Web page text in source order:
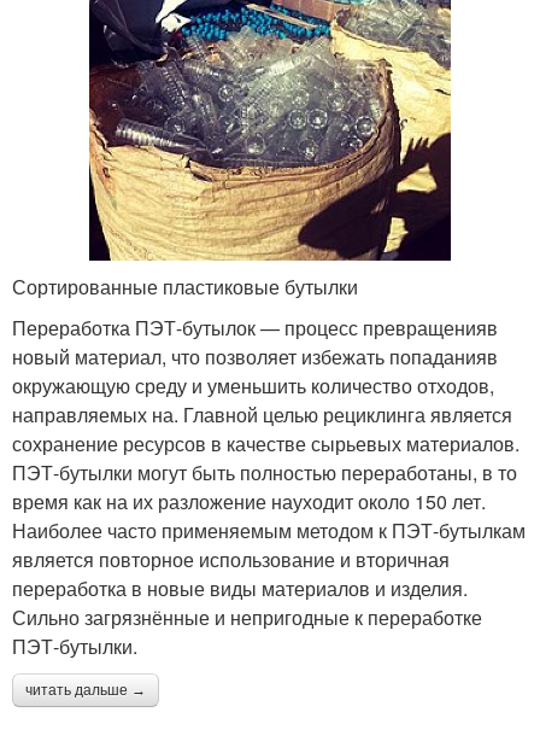
Сортированные пластиковые бутылки
Переработка ПЭТ-бутылок — процесс превращенияв
новый материал, что позволяет избежать попаданияв
окружающую среду и уменьшить количество отходов,
направляемых на. Главной целью рециклинга является
сохранение ресурсов в качестве сырьевых материалов.
ПЭТ-бутылки могут быть полностью переработаны, в то
время как на их разложение науходит около 150 лет.
Наиболее часто применяемым методом к ПЭТ-бутылкам
является повторное использование и вторичная
переработка в новые виды материалов и изделия.
Сильно загрязнённые и непригодные к переработке
ПЭТ-бутылки.
читать дальше →